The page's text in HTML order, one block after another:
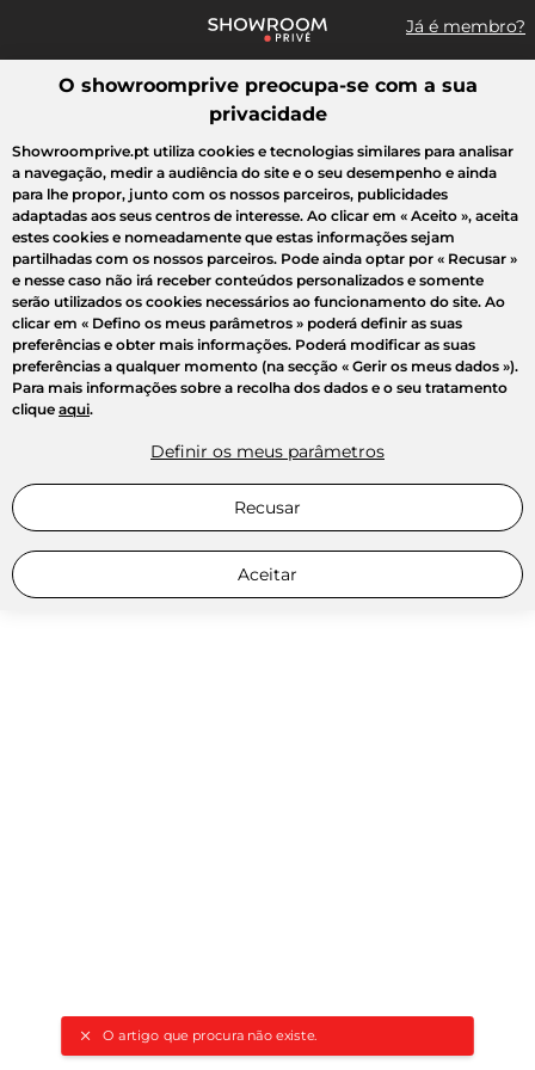
Já é membro?
Pesquisar uma marca, um artigo, uma venda...
O artigo que procura não existe.
Todas as vendas Moda Desporto Casa Criança Beleza
O showroomprive preocupa-se com a sua
privacidade
Showroomprive.pt utiliza cookies e tecnologias similares para analisar
a navegação, medir a audiência do site e o seu desempenho e ainda
para lhe propor, junto com os nossos parceiros, publicidades
adaptadas aos seus centros de interesse. Ao clicar em « Aceito », aceita
estes cookies e nomeadamente que estas informações sejam
partilhadas com os nossos parceiros. Pode ainda optar por « Recusar »
e nesse caso não irá receber conteúdos personalizados e somente
serão utilizados os cookies necessários ao funcionamento do site. Ao
clicar em « Defino os meus parâmetros » poderá definir as suas
preferências e obter mais informações. Poderá modificar as suas
preferências a qualquer momento (na secção « Gerir os meus dados »).
Para mais informações sobre a recolha dos dados e o seu tratamento
clique aqui.
Definir os meus parâmetros
Recusar
Aceitar